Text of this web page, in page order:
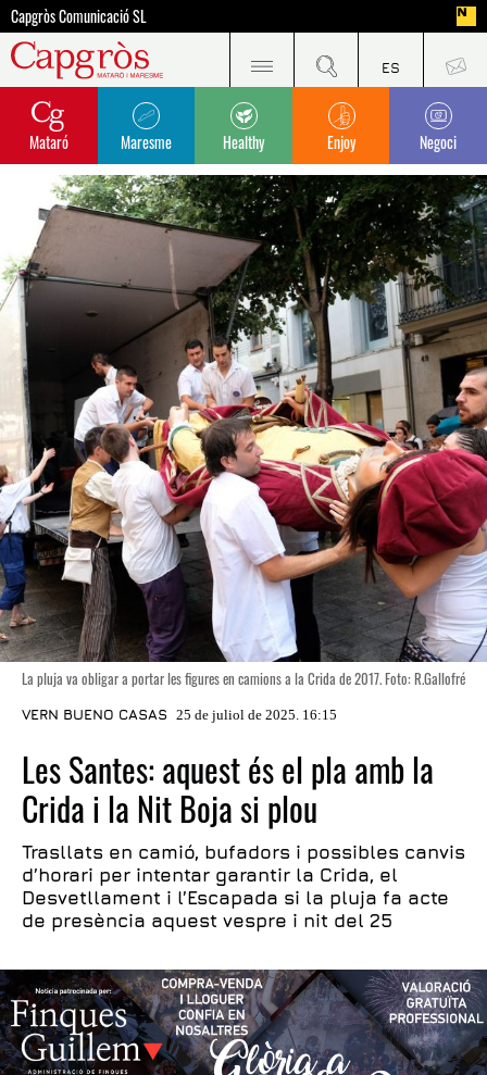
Capgròs Comunicació SL
Mataró Maresme Healthy Enjoy Negoci
La pluja va obligar a portar les figures en camions a la Crida de 2017. Foto: R.Gallofré
VERN BUENO CASAS 25 de juliol de 2025. 16:15
Les Santes: aquest és el pla amb la
Crida i la Nit Boja si plou
Trasllats en camió, bufadors i possibles canvis
d’horari per intentar garantir la Crida, el
Desvetllament i l’Escapada si la pluja fa acte
de presència aquest vespre i nit del 25